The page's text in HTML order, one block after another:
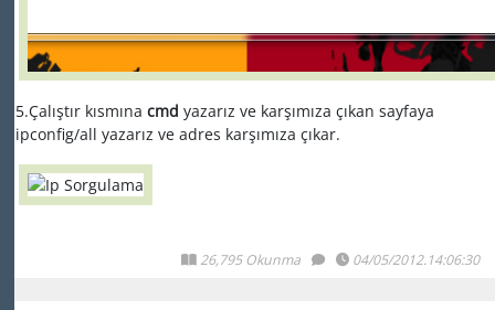
5.Çalıştır kısmına cmd yazarız ve karşımıza çıkan sayfaya
ipconfig/all yazarız ve adres karşımıza çıkar.
26,795 Okunma 04/05/2012.14:06:30